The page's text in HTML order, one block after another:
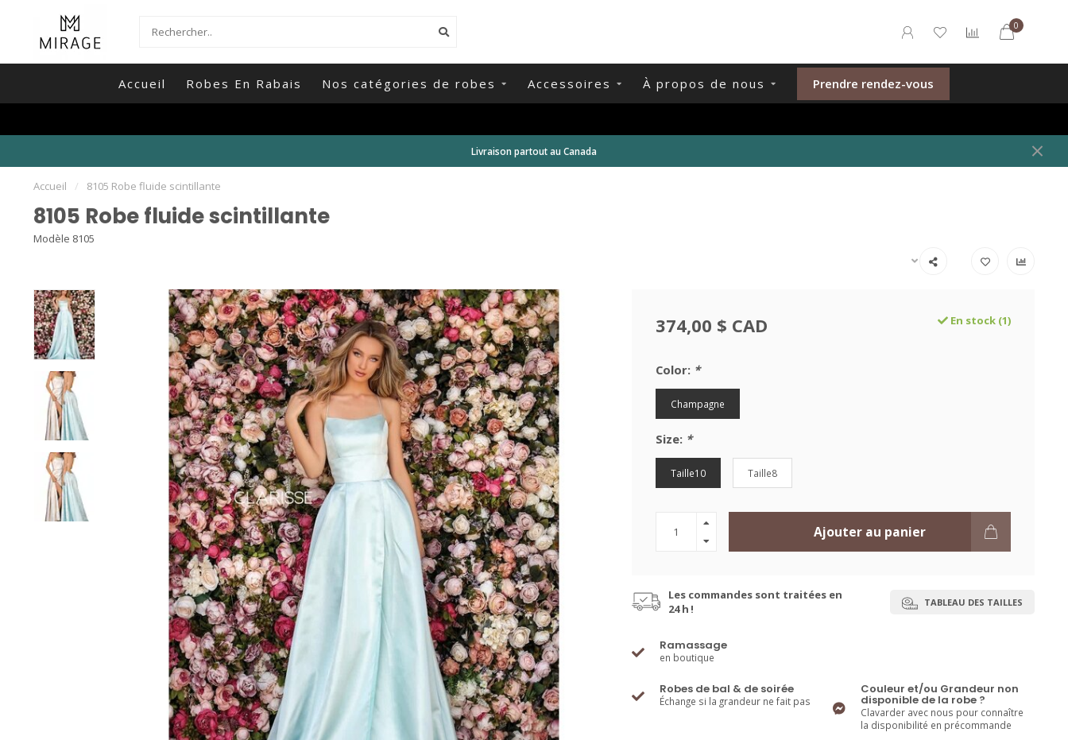
0
Accueil Robes En Rabais Nos catégories de robes Accessoires À propos de nous Prendre rendez-vous
Livraison partout au Canada
Accueil / 8105 Robe fluide scintillante
8105 Robe fluide scintillante
Modèle 8105
374,00 $ CAD En stock (1)
Color: *
Champagne
Size: *
Taille10 Taille8
Ajouter au panier
Les commandes sont traitées en
24 h !
TABLEAU DES TAILLES
Ramassage
en boutique
Robes de bal & de soirée
Échange si la grandeur ne fait pas
Couleur et/ou Grandeur non
disponible de la robe ?
Clavarder avec nous pour connaître
la disponibilité en précommande